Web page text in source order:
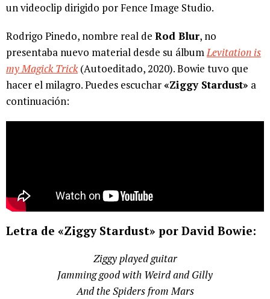
un videoclip dirigido por Fence Image Studio.
Rodrigo Pinedo, nombre real de Rod Blur, no
presentaba nuevo material desde su álbumLevitation is
my Magick Trick (Autoeditado, 2020). Bowie tuvo que
hacer el milagro. Puedes escuchar«Ziggy Stardust» a
continuación:
Letra de «Ziggy Stardust» por David Bowie:
Ziggy played guitar
Jamming good with Weird and Gilly
And the Spiders from Mars